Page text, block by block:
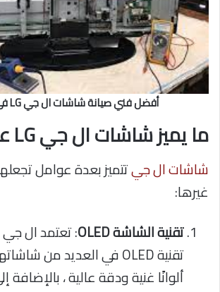
أفضل فني صيانة شاشات ال جي LG في الرحاب
ما يميز شاشات ال جي LG عن غيرها
شاشات ال جيتتميز بعدة عوامل
غيرها:
تقنية الشاشة OLED
: تعتمد ال
تقنية OLED في العديد من شاشاتها ، مما يوفر
ألوانًا غنية ودقة عالية ، بالإضافة